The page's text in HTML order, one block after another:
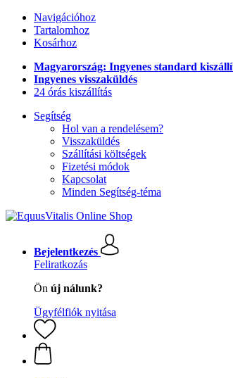
Navigációhoz
Tartalomhoz
Kosárhoz
Magyarország: Ingyenes standard
Ingyenes visszaküldés
24 órás kiszállítás
Segítség
Hol van a rendelésem?
Visszaküldés
Szállítási költségek
Fizetési módok
Kapcsolat
Minden Segítség-téma
Bejelentkezés
Feliratkozás
Ön új nálunk?
Ügyfélfiók nyitása